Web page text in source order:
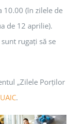
10.00 (în zilele de
de 12 aprilie).
rugați să se
„Zilele Porților
.